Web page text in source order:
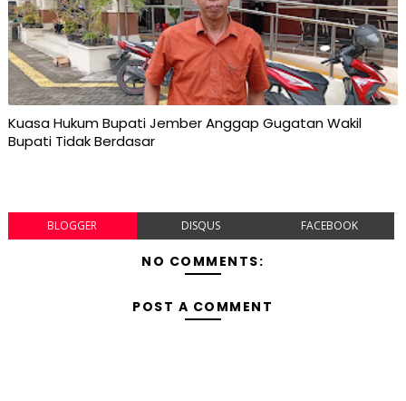
Kuasa Hukum Bupati Jember Anggap Gugatan Wakil
Bupati Tidak Berdasar
BLOGGER DISQUS FACEBOOK
NO COMMENTS:
POST A COMMENT